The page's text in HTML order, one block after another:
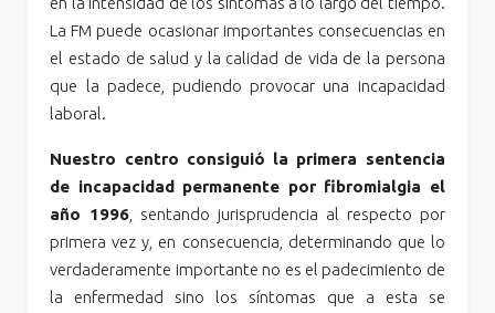
La FM puede ocasionar importantes consecuencias en
el estado de salud y la calidad de vida de la persona
que la padece, pudiendo provocar una incapacidad
laboral.
Nuestro centro consiguió la primera sentencia
de incapacidad permanente por fibromialgia el
año 1996 , sentando jurisprudencia al respecto por
primera vez y, en consecuencia, determinando que lo
verdaderamente importante no es el padecimiento de
la enfermedad sino los síntomas que a esta se